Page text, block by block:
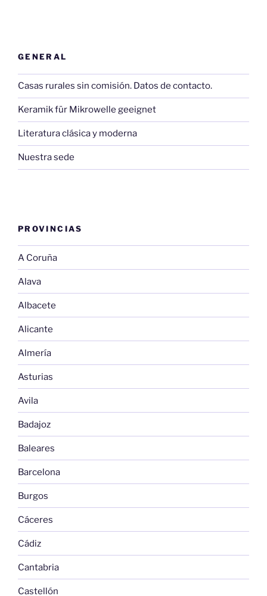
GENERAL
Casas rurales sin comisión. Datos de contacto.
Keramik für Mikrowelle geeignet
Literatura clásica y moderna
Nuestra sede
PROVINCIAS
A Coruña
Alava
Albacete
Alicante
Almería
Asturias
Avila
Badajoz
Baleares
Barcelona
Burgos
Cáceres
Cádiz
Cantabria
Castellón